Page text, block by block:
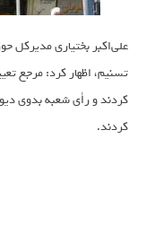
علی‌اکبر بختیاری مدیرکل
تسنیم، اظهار کرد: مرجع
کردند.